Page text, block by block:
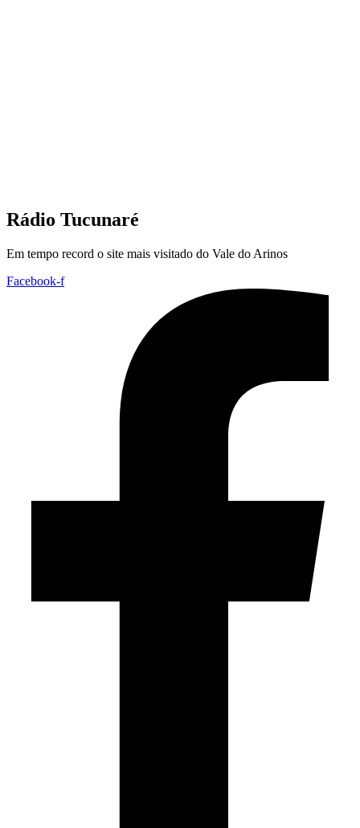
Rádio Tucunaré
Em tempo record o site mais visitado do Vale do Arinos
Facebook-f